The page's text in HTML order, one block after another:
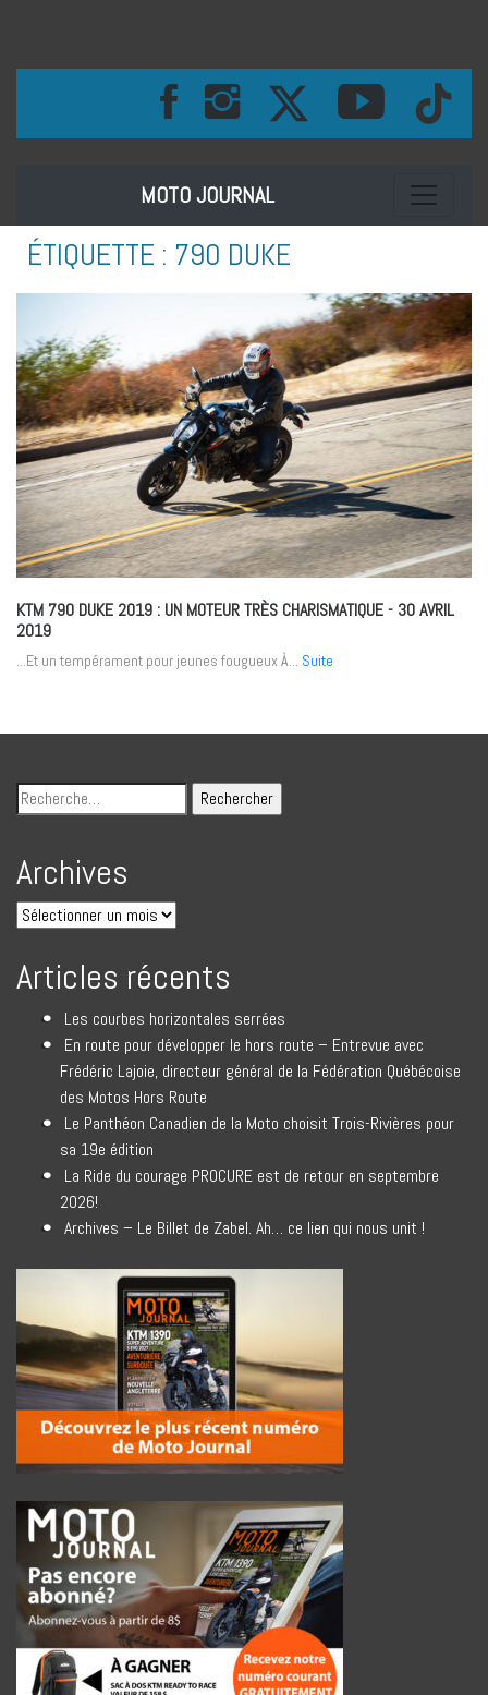
MOTO JOURNAL Toggle
ÉTIQUETTE : 790 DUKE
KTM 790 DUKE 2019 : UN MOTEUR TRÈS CHARISMATIQUE- 30 AVRIL
2019
...Et un tempérament pour jeunes fougueux À... Suite
Archives
Articles récents
Les courbes horizontales serrées
En route pour développer le hors route – Entrevue avec
Frédéric Lajoie, directeur général de la Fédération Québécoise
des Motos Hors Route
Le Panthéon Canadien de la Moto choisit Trois-Rivières pour
sa 19e édition
La Ride du courage PROCURE est de retour en septembre
2026!
Archives – Le Billet de Zabel. Ah… ce lien qui nous unit !